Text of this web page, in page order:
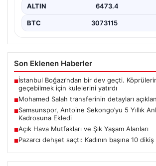
ALTIN 6473.4
BTC 3073115
Son Eklenen Haberler
■İstanbul Boğazı’ndan bir dev geçti.
geçebilmek için kulelerini yatırdı
■Mohamed Salah transferinin detayları
■Samsunspor, Antoine Sekongo’yu 5 Yıllık
Kadrosuna Ekledi
■Açık Hava Mutfakları ve Şık Yaşam Alanları
■Pazarcı dehşet saçtı: Kadının başına 10 dikiş